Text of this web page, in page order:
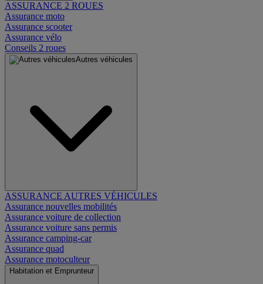
ASSURANCE 2 ROUES
Assurance moto
Assurance scooter
Assurance vélo
Conseils 2 roues
Autres véhicules
ASSURANCE AUTRES VÉHICULES
Assurance nouvelles mobilités
Assurance voiture de collection
Assurance voiture sans permis
Assurance camping-car
Assurance quad
Assurance motoculteur
Habitation et Emprunteur